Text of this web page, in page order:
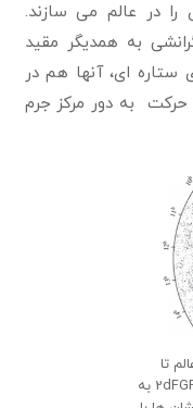
در عالم می سازند.
به همدیگر مقید
ای، آنها هم در
به دور مرکز جرم
در عالم تا
انتقال به سرخ حدود 0.25 که توسط مساحی 2dFGRS به